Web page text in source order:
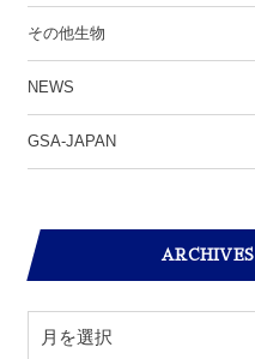
その他生物
NEWS
GSA-JAPAN
ARCHIVES